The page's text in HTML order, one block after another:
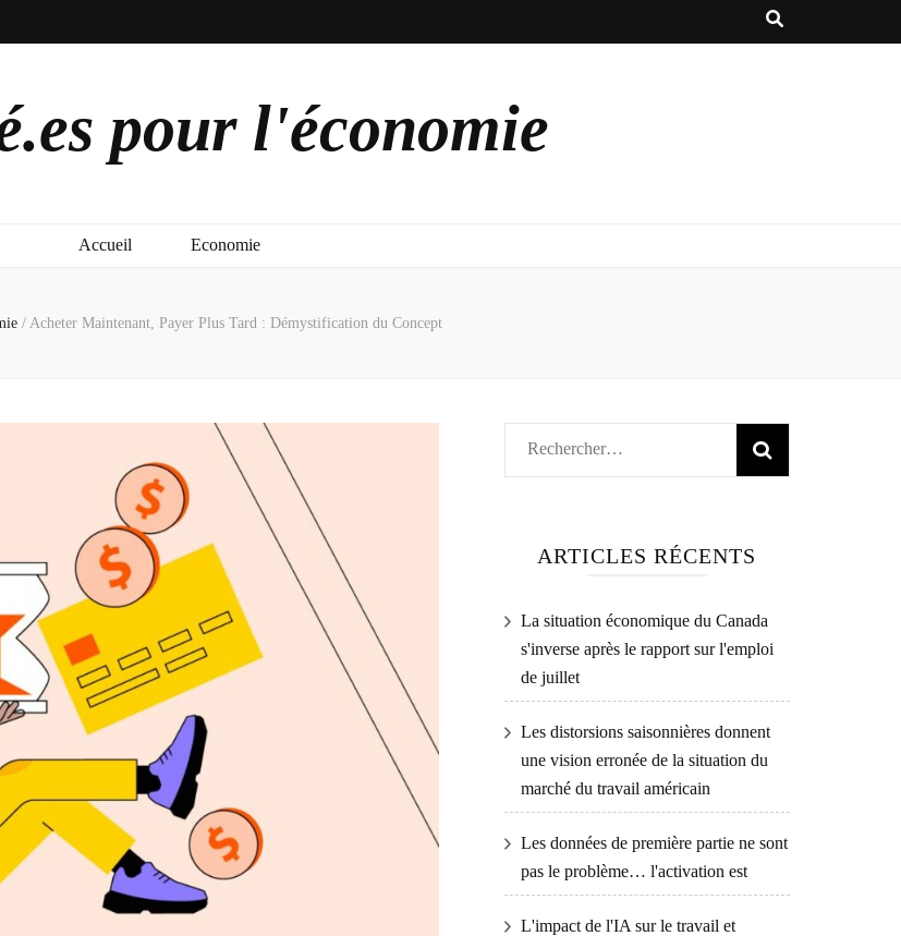
pour l'économie
Accueil Economie
/ Acheter Maintenant, Payer Plus Tard : Démystification du Concept
Rechercher :
ARTICLES RÉCENTS
La situation économique du Canada
s'inverse après le rapport sur l'emploi
de juillet
Les distorsions saisonnières donnent
une vision erronée de la situation du
marché du travail américain
Les données de première partie ne sont
pas le problème… l'activation est
L'impact de l'IA sur le travail et